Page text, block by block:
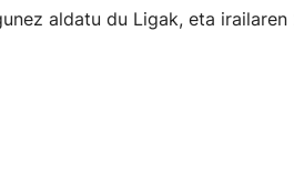
aldatu du Ligak, eta irailaren